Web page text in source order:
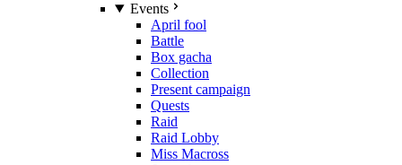
Events
April fool
Battle
Box gacha
Collection
Present campaign
Quests
Raid
Raid Lobby
Miss Macross